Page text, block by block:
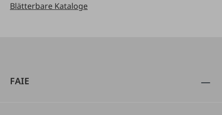
Blätterbare Kataloge
FAIE